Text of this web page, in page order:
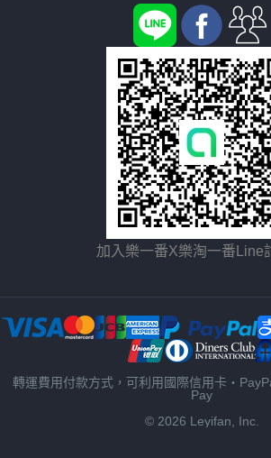
加入樂一番X樂淘一番Line
轉運費用付款方式，可利用國際信用卡・
Pay
© 2026 Leyifan, Inc.